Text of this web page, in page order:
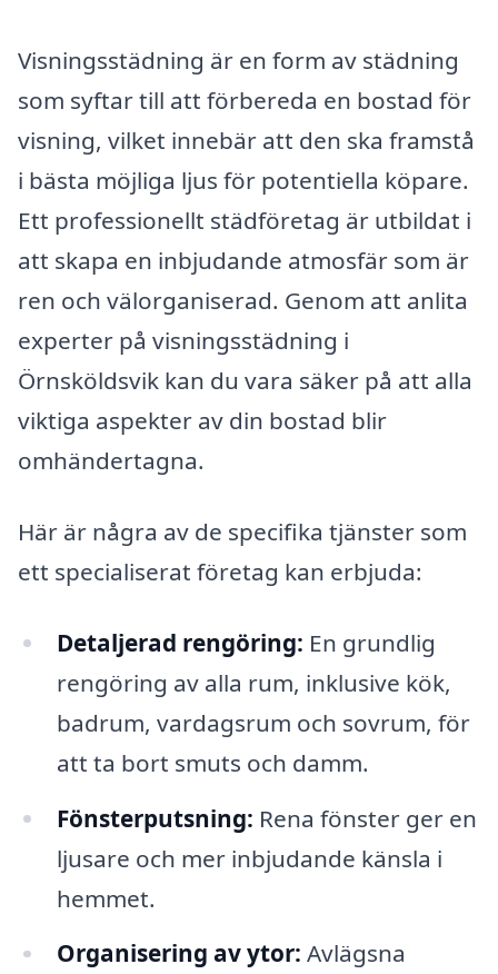
Visningsstädning är en form av städning
som syftar till att förbereda en bostad för
visning, vilket innebär att den ska framstå
i bästa möjliga ljus för potentiella köpare.
Ett professionellt städföretag är utbildat i
att skapa en inbjudande atmosfär som är
ren och välorganiserad. Genom att anlita
experter på visningsstädning i
Örnsköldsvik kan du vara säker på att alla
viktiga aspekter av din bostad blir
omhändertagna.
Här är några av de specifika tjänster som
ett specialiserat företag kan erbjuda:
Detaljerad rengöring: En grundlig
rengöring av alla rum, inklusive kök,
badrum, vardagsrum och sovrum, för
att ta bort smuts och damm.
Fönsterputsning: Rena fönster ger en
ljusare och mer inbjudande känsla i
hemmet.
Organisering av ytor: Avlägsna